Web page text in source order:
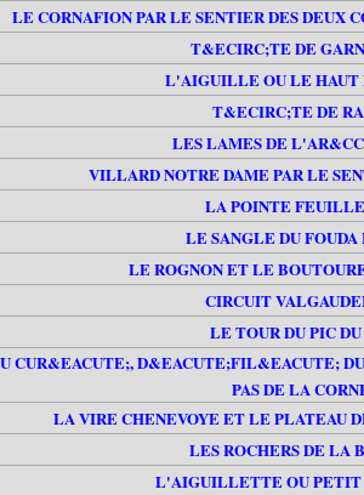
LE CORNAFION PAR LE SENTIER DES DEUX
T&ECIRC;TE DE
L'AIGUILLE OU LE HAUT
T&ECIRC;TE DE
LES LAMES DE
VILLARD NOTRE DAME PAR LE
LA POINTE
LE SANGLE DU
LE ROGNON ET LE
CIRCUIT
LE TOUR DU PIC
CUR&EACUTE;, D&EACUTE;FIL&EACUTE;
PAS DE LA
LA VIRE CHENEVOYE ET LE PLATEAU
LES ROCHERS DE LA
L'AIGUILLETTE OU PETIT